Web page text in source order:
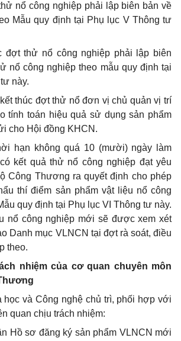
nổ công nghiệp phải lập biên bản về
Mẫu quy định tại Phụ lục V Thông tư
đợt thử nổ công nghiệp phải lập biên
nổ công nghiệp theo mẫu quy định tại
này.
thúc đợt thử nổ đơn vị chủ quản vị trí
tính toán hiệu quả sử dụng sản phẩm
cho Hội đồng KHCN.
hạn không quá 10 (mười) ngày làm
kết quả thử nổ công nghiệp đạt yêu
Công Thương ra quyết định cho phép
thí điểm sản phẩm vật liệu nổ công
quy định tại Phụ lục VI Thông tư này.
nổ công nghiệp mới sẽ được xem xét
Danh mục VLNCN tại đợt rà soát, điều
theo.
nhiệm của cơ quan chuyên môn
học và Công nghệ chủ trì, phối hợp với
quan chịu trách nhiệm:
Hồ sơ đăng ký sản phẩm VLNCN mới